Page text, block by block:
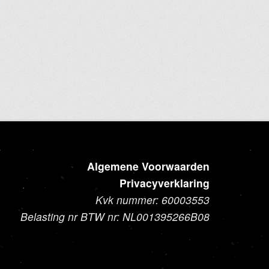
de
Algemene Voorwaarden
Privacyverklaring
Kvk nummer: 60003553
Belasting nr BTW nr: NL001395266B08